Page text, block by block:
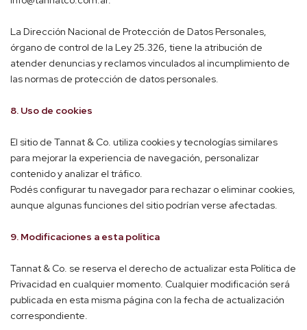
La Dirección Nacional de Protección de Datos Personales,
órgano de control de la Ley 25.326, tiene la atribución de
atender denuncias y reclamos vinculados al incumplimiento de
las normas de protección de datos personales.
8. Uso de cookies
El sitio de Tannat & Co. utiliza cookies y tecnologías similares
para mejorar la experiencia de navegación, personalizar
contenido y analizar el tráfico.
Podés configurar tu navegador para rechazar o eliminar cookies,
aunque algunas funciones del sitio podrían verse afectadas.
9. Modificaciones a esta política
Tannat & Co. se reserva el derecho de actualizar esta Política de
Privacidad en cualquier momento. Cualquier modificación será
publicada en esta misma página con la fecha de actualización
correspondiente.